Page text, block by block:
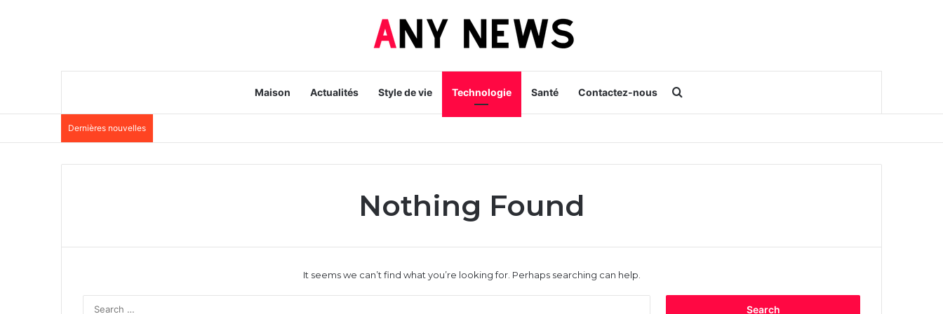
Maison Actualités Style de vie Technologie Santé Contactez-nous
Dernières nouvelles
Nothing Found
It seems we can’t find what you’re looking for. Perhaps searching can help.